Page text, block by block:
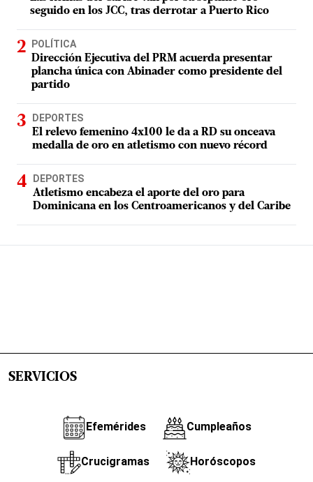
seguido en los JCC, tras derrotar a Puerto Rico
POLÍTICA
Dirección Ejecutiva del PRM acuerda presentar
plancha única con Abinader como presidente del
partido
DEPORTES
El relevo femenino 4x100 le da a RD su onceava
medalla de oro en atletismo con nuevo récord
DEPORTES
Atletismo encabeza el aporte del oro para
Dominicana en los Centroamericanos y del Caribe
SERVICIOS
Efemérides Cumpleaños
Crucigramas Horóscopos